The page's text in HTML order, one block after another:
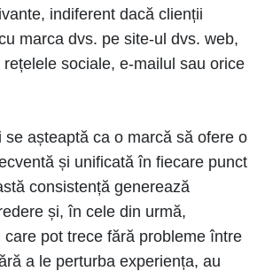
indiferent dacă clienții
marca dvs. pe site-ul dvs. web,
sociale, e-mailul sau orice
se așteaptă ca o marcă să ofere o
și unificată în fiecare punct
consistență generează
și, în cele din urmă,
care pot trece fără probleme între
a le perturba experiența, au